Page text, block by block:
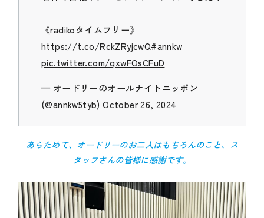
《radikoタイムフリー》
https://t.co/RckZRyjcwQ#annkw
pic.twitter.com/qxwFOsCFuD
— オードリーのオールナイトニッポン
(@annkw5tyb)October 26, 2024
あらためて、オードリーのお二人はもちろんのこと、ス
タッフさんの皆様に感謝です。